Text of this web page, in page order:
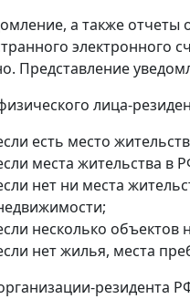
а также отчеты
электронного
Представление
лица-
есть место
места жительства в
нет ни места
несколько
нет жилья, места
резидента